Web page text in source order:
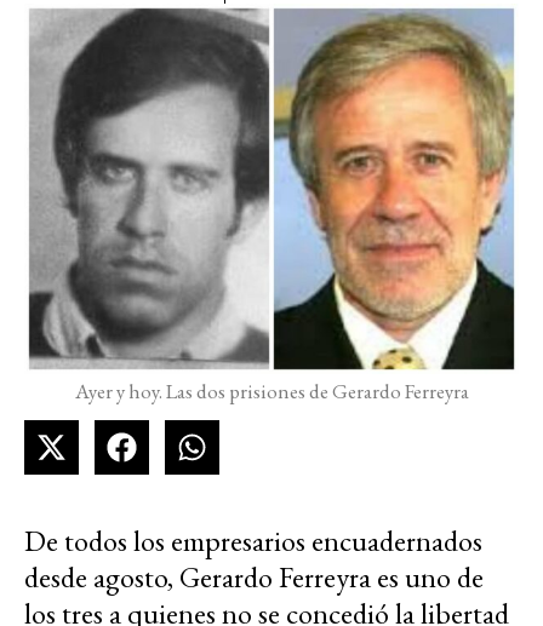
Ayer y hoy. Las dos prisiones de Gerardo Ferreyra
De todos los empresarios encuadernados
desde agosto, Gerardo Ferreyra es uno de
los tres a quienes no se concedió la libertad